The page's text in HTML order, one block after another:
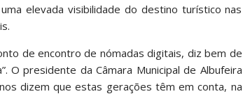
elevada visibilidade do destino turístico nas
de encontro de nómadas digitais, diz bem de
presidente da Câmara Municipal de Albufeira
dizem que estas gerações têm em conta, na